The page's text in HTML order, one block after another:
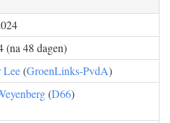
(na 48 dagen)
Lee(GroenLinks-PvdA)
(D66)